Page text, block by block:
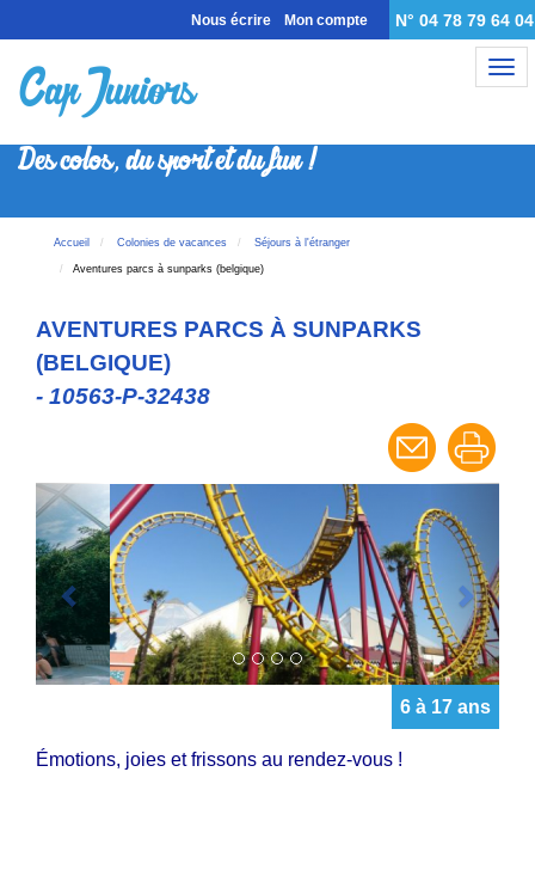
Nous écrire Mon compte N° 04 78 79 64 04
Des colos, du sport et du fun !
Accueil Colonies de vacances Séjours à l'étranger
Aventures parcs à sunparks (belgique)
AVENTURES PARCS À SUNPARKS
(BELGIQUE)
- 10563-P-32438
Previous
6 à 17 ans
Émotions, joies et frissons au rendez-vous !